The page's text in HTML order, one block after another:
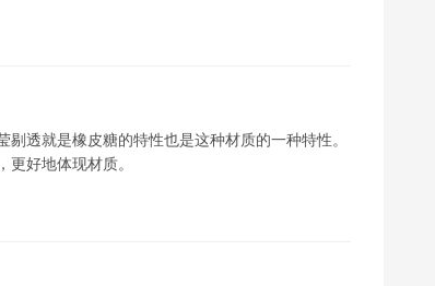
透就是橡皮糖的特性也是这种材质的一种特性。
好地体现材质。